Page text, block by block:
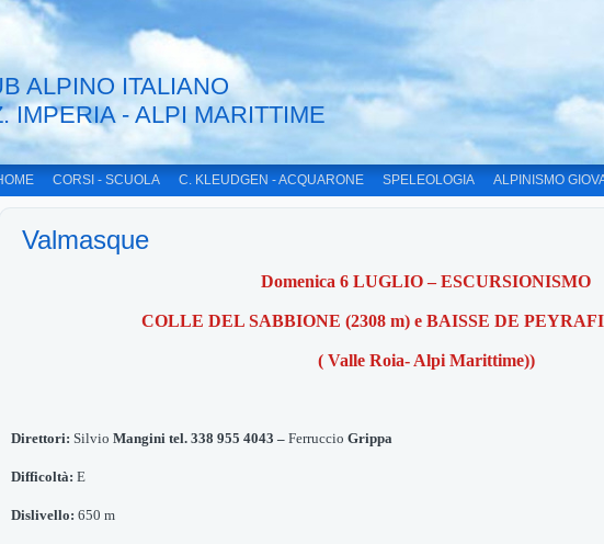
ALPINO ITALIANO
IMPERIA - ALPI MARITTIME
CORSI - SCUOLA C. KLEUDGEN - ACQUARONE SPELEOLOGIA ALPINISMO
Valmasque
Domenica 6 LUGLIO – ESCURSIONISMO
COLLE DEL SABBIONE (2308 m) e BAISSE DE
( Valle Roia- Alpi Marittime))
Direttori: Silvio Mangini tel. 338 955 4043 – Ferruccio Grippa
Difficoltà: E
Dislivello: 650 m